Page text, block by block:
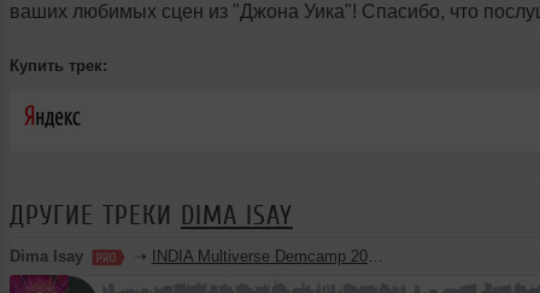
ваших любимых сцен из "Джона Уика"! Спасибо, что
Купить трек:
ДРУГИЕ ТРЕКИ DIMA ISAY
Dima Isay ➝ INDIA Multiverse Demcamp 2026